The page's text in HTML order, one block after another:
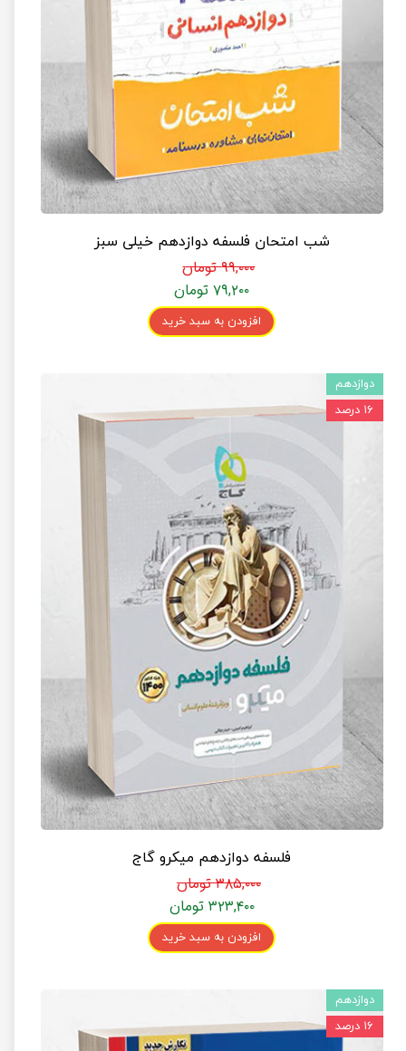
شب امتحان فلسفه دوازدهم خیلی سبز
۹۹,۰۰۰ تومان
۷۹,۲۰۰ تومان
افزودن به سبد خرید
فلسفه دوازدهم میکرو گاج
۳۸۵,۰۰۰ تومان
۳۲۳,۴۰۰ تومان
افزودن به سبد خرید
دوازدهم
۱۶ درصد
دوازدهم
۱۶ درصد